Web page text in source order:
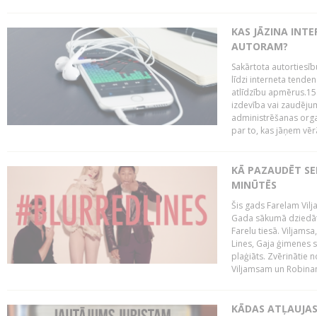
KAS JĀZINA
AUTORAM?
Sakārtota
līdzi interneta
atlīdzību
izdevība vai
administrēšanas
par to, kas jāņem
KĀ PAZAUDĒT
MINŪTĒS
Šis gads Farelam
Gada sākumā
Farelu tiesā.
Lines, Gaja ģimenes
plaģiāts. Zvērinātie
Viljamsam un
KĀDAS